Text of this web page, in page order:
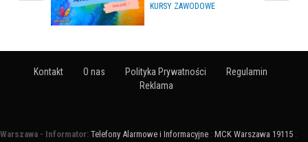
HURTOWNIE
Kontakt O nas Polityka Prywatności
Regulamin
Reklama
Warszawa - Informator: Telefony Alarmowe i Informacyjne : MCK Warszawa 19115 :